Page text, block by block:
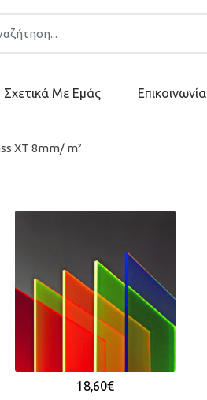
Σχετικά Με Εμάς Επικοινωνία
XT 8mm/ m²
18,60€